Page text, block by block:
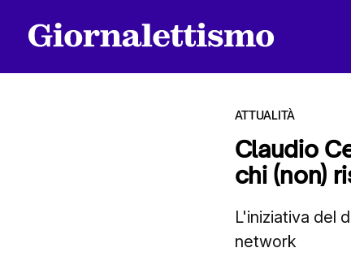
ATTUALITÀ
Claudio
chi (non)
L'iniziativa del
network